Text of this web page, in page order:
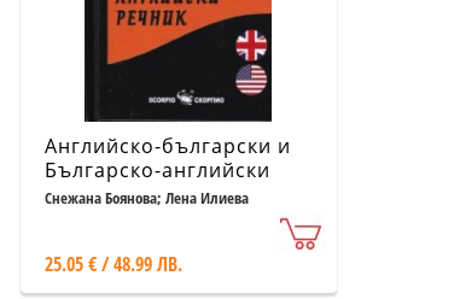
Английско-български и
Българско-английски
речник
Снежана Боянова; Лена Илиева
25.05 € / 48.99 ЛВ.